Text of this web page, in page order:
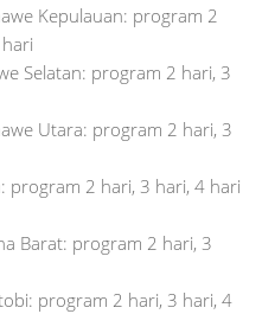
Kepulauan: program 2
Selatan: program 2 hari, 3
Utara: program 2 hari, 3
program 2 hari, 3 hari, 4 hari
Barat: program 2 hari, 3
program 2 hari, 3 hari, 4